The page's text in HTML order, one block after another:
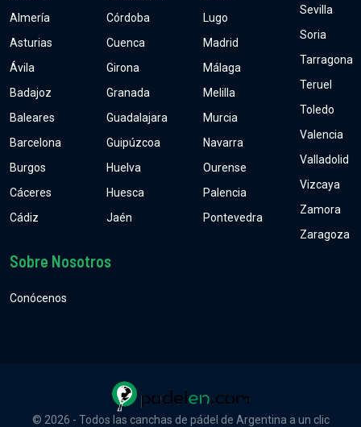
Almería
Asturias
Ávila
Badajoz
Baleares
Barcelona
Burgos
Cáceres
Cádiz
Córdoba
Cuenca
Girona
Granada
Guadalajara
Guipúzcoa
Huelva
Huesca
Jaén
Lugo
Madrid
Málaga
Melilla
Murcia
Navarra
Ourense
Palencia
Pontevedra
Sevilla
Soria
Tarragona
Teruel
Toledo
Valencia
Valladolid
Vizcaya
Zamora
Zaragoza
Sobre Nosotros
Conócenos
© 2026 - Todos las canchas de pádel de Argentina a un clic